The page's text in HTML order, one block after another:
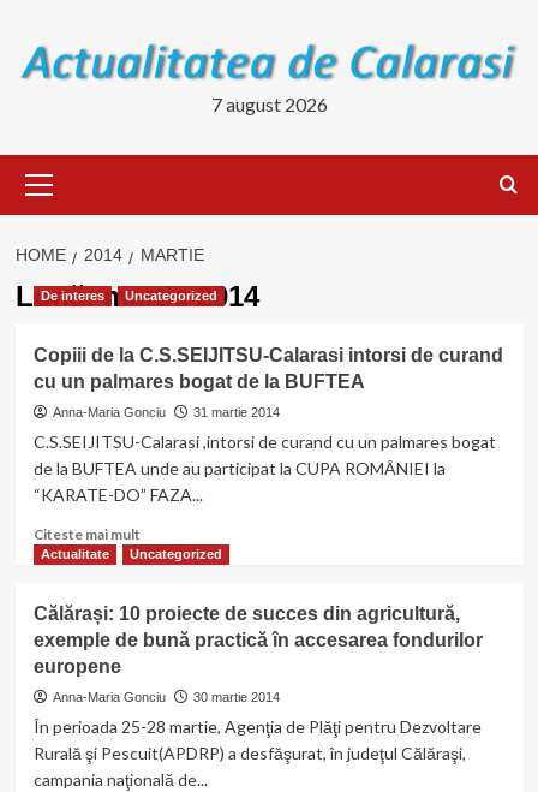
content
7 august 2026
Menu
HOME 2014 MARTIE
Lună:martie 2014
De interes Uncategorized
Copiii de la C.S.SEIJITSU-Calarasi intorsi de curand
cu un palmares bogat de la BUFTEA
Anna-Maria Gonciu 31 martie 2014
C.S.SEIJITSU-Calarasi ,intorsi de curand cu un palmares bogat
de la BUFTEA unde au participat la CUPA ROMÂNIEI la
“KARATE-DO” FAZA...
Citeste mai multRead
more
de
la
Calarasi
de
curand
cu
Actualitate Uncategorized
Călărași: 10 proiecte de succes din agricultură,
exemple de bună practică în accesarea fondurilor
europene
Anna-Maria Gonciu 30 martie 2014
În perioada 25-28 martie, Agenţia de Plăţi pentru Dezvoltare
Rurală şi Pescuit(APDRP) a desfăşurat, în judeţul Călăraşi,
campania naţională de...